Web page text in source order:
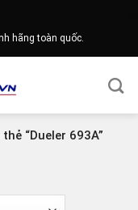
hãng toàn quốc.
“Dueler 693A”